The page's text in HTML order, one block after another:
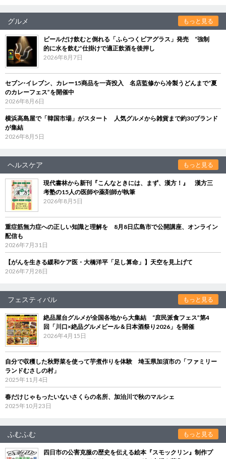
グルメ もっと見る
ビールだけ飲むと倒れる「ふらつくビアグラス」発売 “強制
的に水を飲む”仕掛けで適正飲酒を後押し
2026年8月7日
セブン‐イレブン、カレー15商品を一斉投入 名店監修から冷製うどんまで“夏
のカレーフェス”を開催中
2026年8月6日
横浜高島屋で「韓国市場」がスタート 人気グルメから雑貨まで約30ブランド
が集結
2026年8月5日
ヘルスケア もっと見る
現代書林から新刊『こんなときには、まず、漢方！』 漢方三
考塾の15人の医師や薬剤師が執筆
2026年8月5日
重症筋無力症への正しい知識と理解を 8月8日広島市で公開講座、オンライン
配信も
2026年7月31日
【がんを生きる緩和ケア医・大橋洋平「足し算命」】天空を見上げて
2026年7月28日
フェスティバル もっと見る
絶品屋台グルメが全国各地から大集結 “庶民派食フェス”第4
回「川口×絶品グルメビール＆日本酒祭り2026」を開催
2026年4月15日
自分で収穫した秋野菜を使って芋煮作りを体験 埼玉県加須市の「ファミリー
ランドむさしの村」
2025年11月4日
春だけじゃもったいないさくらの名所、加治川で秋のマルシェ
2025年10月23日
ふむふむ もっと見る
四日市の公害克服の歴史を伝える絵本『スモックリン』制作プ